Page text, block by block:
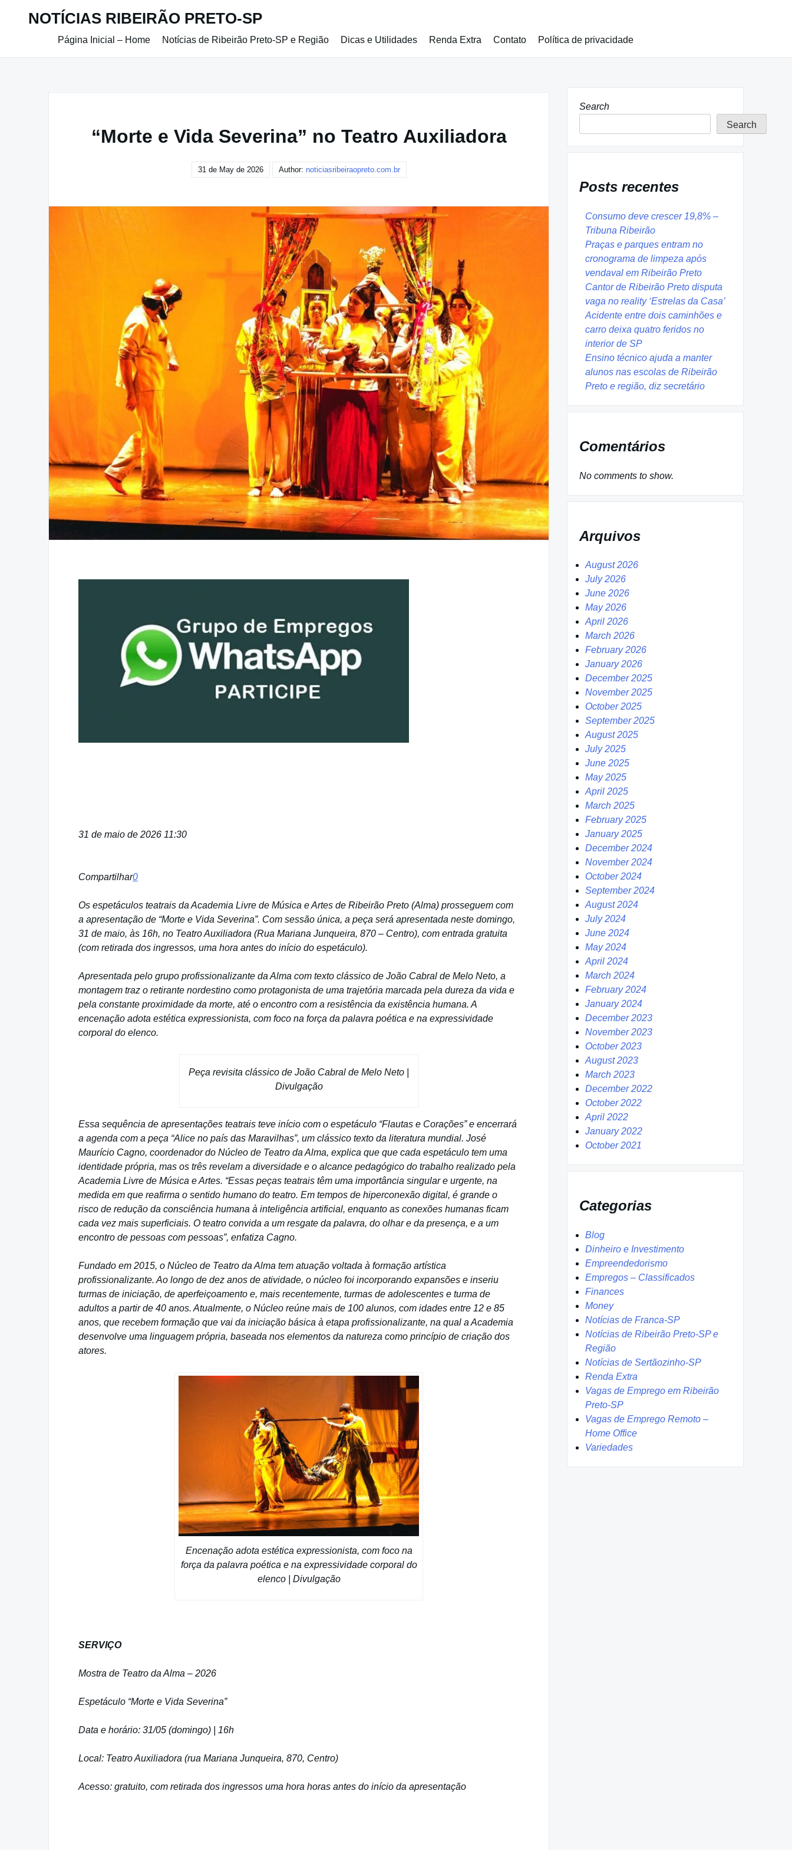
NOTÍCIAS RIBEIRÃO PRETO-SP
Página Inicial – Home Notícias de Ribeirão Preto-SP e Região Dicas e Utilidades Renda Extra Contato Política de privacidade
“Morte e Vida Severina” no Teatro Auxiliadora
31 de May de 2026 Author: noticiasribeiraopreto.com.br
31 de maio de 2026 11:30
Compartilhar0
Os espetáculos teatrais da Academia Livre de Música e Artes de Ribeirão Preto (Alma) prosseguem com
a apresentação de “Morte e Vida Severina”. Com sessão única, a peça será apresentada neste domingo,
31 de maio, às 16h, no Teatro Auxiliadora (Rua Mariana Junqueira, 870 – Centro), com entrada gratuita
(com retirada dos ingressos, uma hora antes do início do espetáculo).
Apresentada pelo grupo profissionalizante da Alma com texto clássico de João Cabral de Melo Neto, a
montagem traz o retirante nordestino como protagonista de uma trajetória marcada pela dureza da vida e
pela constante proximidade da morte, até o encontro com a resistência da existência humana. A
encenação adota estética expressionista, com foco na força da palavra poética e na expressividade
corporal do elenco.
Peça revisita clássico de João Cabral de Melo Neto |
Divulgação
Essa sequência de apresentações teatrais teve início com o espetáculo “Flautas e Corações” e encerrará
a agenda com a peça “Alice no país das Maravilhas”, um clássico texto da literatura mundial. José
Maurício Cagno, coordenador do Núcleo de Teatro da Alma, explica que que cada espetáculo tem uma
identidade própria, mas os três revelam a diversidade e o alcance pedagógico do trabalho realizado pela
Academia Livre de Música e Artes. “Essas peças teatrais têm uma importância singular e urgente, na
medida em que reafirma o sentido humano do teatro. Em tempos de hiperconexão digital, é grande o
risco de redução da consciência humana à inteligência artificial, enquanto as conexões humanas ficam
cada vez mais superficiais. O teatro convida a um resgate da palavra, do olhar e da presença, e a um
encontro de pessoas com pessoas”, enfatiza Cagno.
Fundado em 2015, o Núcleo de Teatro da Alma tem atuação voltada à formação artística
profissionalizante. Ao longo de dez anos de atividade, o núcleo foi incorporando expansões e inseriu
turmas de iniciação, de aperfeiçoamento e, mais recentemente, turmas de adolescentes e turma de
adultos a partir de 40 anos. Atualmente, o Núcleo reúne mais de 100 alunos, com idades entre 12 e 85
anos, que recebem formação que vai da iniciação básica à etapa profissionalizante, na qual a Academia
desenvolve uma linguagem própria, baseada nos elementos da natureza como princípio de criação dos
atores.
Encenação adota estética expressionista, com foco na
força da palavra poética e na expressividade corporal do
elenco | Divulgação
SERVIÇO
Mostra de Teatro da Alma – 2026
Espetáculo “Morte e Vida Severina”
Data e horário: 31/05 (domingo) | 16h
Local: Teatro Auxiliadora (rua Mariana Junqueira, 870, Centro)
Acesso: gratuito, com retirada dos ingressos uma hora horas antes do início da apresentação
Search
Search
Posts recentes
Consumo deve crescer 19,8% –
Tribuna Ribeirão
Praças e parques entram no
cronograma de limpeza após
vendaval em Ribeirão Preto
Cantor de Ribeirão Preto disputa
vaga no reality ‘Estrelas da Casa’
Acidente entre dois caminhões e
carro deixa quatro feridos no
interior de SP
Ensino técnico ajuda a manter
alunos nas escolas de Ribeirão
Preto e região, diz secretário
Comentários
No comments to show.
Arquivos
August 2026
July 2026
June 2026
May 2026
April 2026
March 2026
February 2026
January 2026
December 2025
November 2025
October 2025
September 2025
August 2025
July 2025
June 2025
May 2025
April 2025
March 2025
February 2025
January 2025
December 2024
November 2024
October 2024
September 2024
August 2024
July 2024
June 2024
May 2024
April 2024
March 2024
February 2024
January 2024
December 2023
November 2023
October 2023
August 2023
March 2023
December 2022
October 2022
April 2022
January 2022
October 2021
Categorias
Blog
Dinheiro e Investimento
Empreendedorismo
Empregos – Classificados
Finances
Money
Notícias de Franca-SP
Notícias de Ribeirão Preto-SP e
Região
Notícias de Sertãozinho-SP
Renda Extra
Vagas de Emprego em Ribeirão
Preto-SP
Vagas de Emprego Remoto –
Home Office
Variedades